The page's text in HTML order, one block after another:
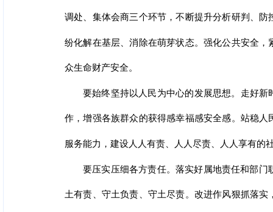
调处、集体会商三个环节，不断提升分析研判、
纷化解在基层、消除在萌芽状态。强化公共安全
众生命财产安全。
要始终坚持以人民为中心的发展思想。走好
作，增强各族群众的获得感幸福感安全感。站稳
服务能力，建设人人有责、人人尽责、人人享有的
要压实压细各方责任。落实好属地责任和部
土有责、守土负责、守土尽责。改进作风狠抓落